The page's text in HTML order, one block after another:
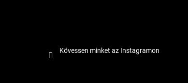
Kövessen minket az Instagramon